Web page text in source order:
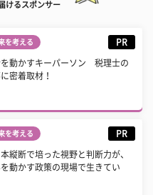
けるスポンサー
を考える PR
を動かすキーパーソン 税理士の
密着取材！
を考える PR
本縦断で培った視野と判断力が、
動かす政策の現場で生きてい